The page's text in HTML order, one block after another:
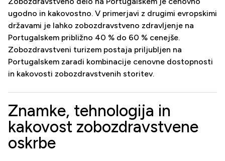
ugodno in kakovostno. V primerjavi z drugimi evropskimi
državami je lahko zobozdravstveno zdravljenje na
Portugalskem približno 40 % do 60 % cenejše.
Zobozdravstveni turizem postaja priljubljen na
Portugalskem zaradi kombinacije cenovne dostopnosti
in kakovosti zobozdravstvenih storitev.
Znamke, tehnologija in
kakovost zobozdravstvene
oskrbe